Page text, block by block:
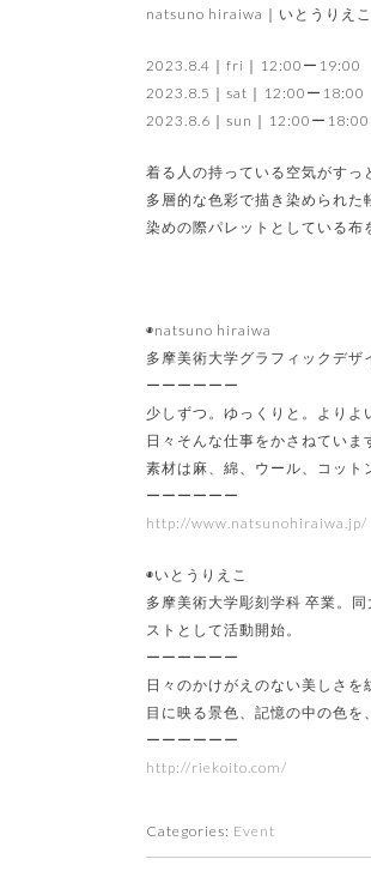
natsuno hiraiwa｜いとうりえ
2023.8.4｜fri｜12:00ー19:00
2023.8.5｜sat｜12:00ー18:00
2023.8.6｜sun｜12:00ー18:00
着る人の持っている空気がすっ
多層的な色彩で描き染められた
染めの際パレットとしている布
◉natsuno hiraiwa
多摩美術大学グラフィックデザ
ーーーーーー
少しずつ。ゆっくりと。よりよ
日々そんな仕事をかさねていま
素材は麻、綿、ウール、コット
ーーーーーー
http://www.natsunohiraiwa.jp/
◉いとうりえこ
多摩美術大学彫刻学科 卒業。
ストとして活動開始。
ーーーーーー
日々のかけがえのない美しさを
目に映る景色、記憶の中の色を
ーーーーーー
http://riekoito.com/
Categories: Event